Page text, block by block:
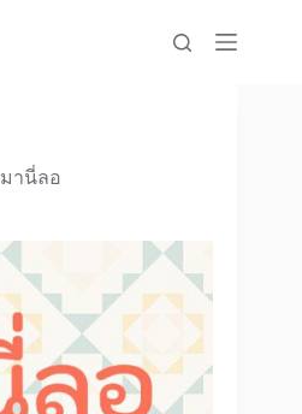
มานี่ลอ